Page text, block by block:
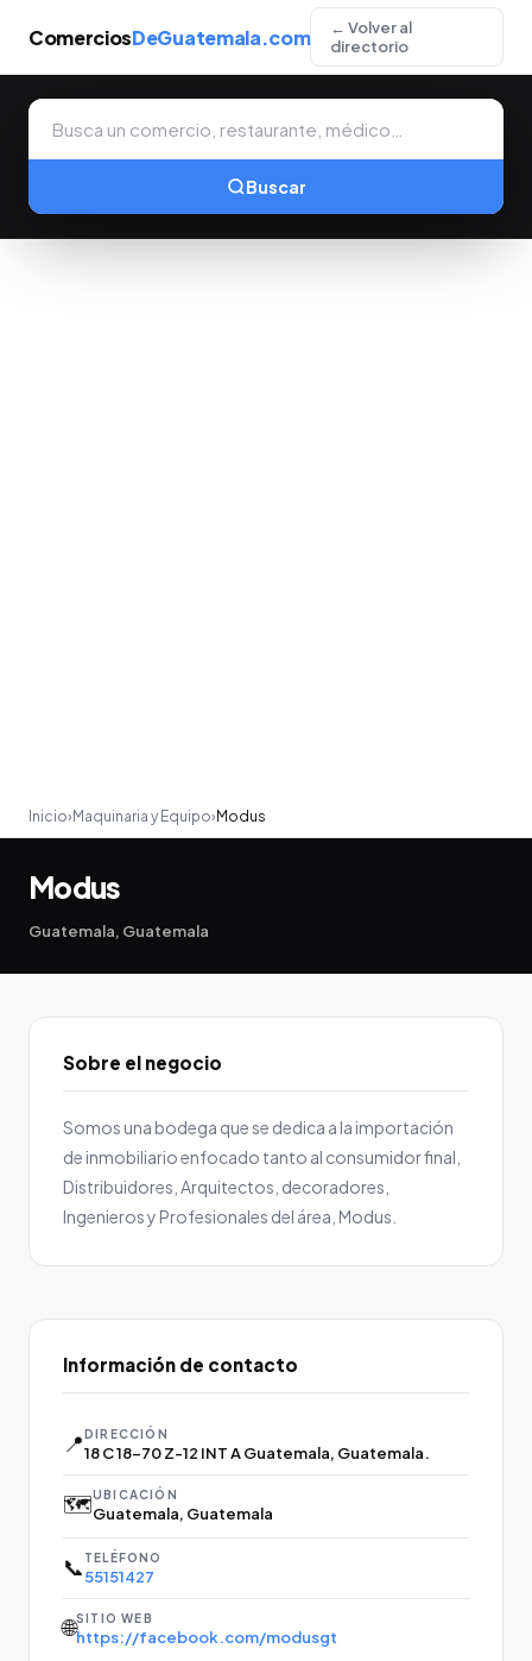
ComerciosDeGuatemala.com
← Volver al
directorio
Buscar
Inicio› Maquinaria y Equipo› Modus
Modus
Guatemala, Guatemala
Sobre el negocio
Somos una bodega que se dedica a la importación
de inmobiliario enfocado tanto al consumidor final,
Distribuidores, Arquitectos, decoradores,
Ingenieros y Profesionales del área, Modus.
Información de contacto
📍DIRECCIÓN
18 C 18-70 Z-12 INT A Guatemala, Guatemala.
🗺️UBICACIÓN
Guatemala, Guatemala
📞 TELÉFONO
55151427
🌐SITIO WEB
https://facebook.com/modusgt